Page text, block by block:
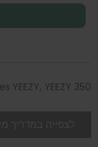
YEEZY, YEEZY 350